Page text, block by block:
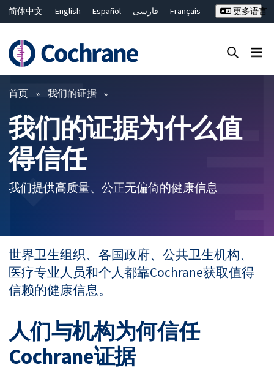
简体中文 English Español فارسی
Français
ไทย
繁體中文
更多语言
过滤
首页 我们的证据
我们的证据为什么值
得信任
我们提供高质量、公正无偏倚的健康信息
世界卫生组织、各国政府、公共卫生机构、
医疗专业人员和个人都靠Cochrane获取值得
信赖的健康信息。
人们与机构为何信任
Cochrane证据